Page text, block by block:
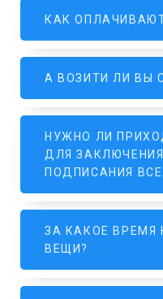
КАК
А ВОЗИТИ ЛИ ВЫ
НУЖНО ЛИ
ДЛЯ
ПОДПИСАНИЯ
ЗА КАКОЕ ВРЕМЯ
ВЕЩИ?